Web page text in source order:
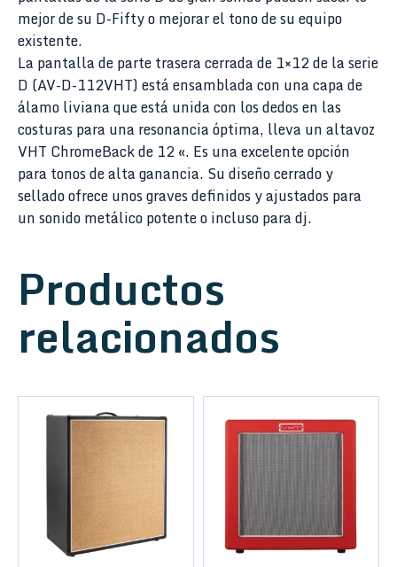
mejor de su D-Fifty o mejorar el tono de su equipo
existente.
La pantalla de parte trasera cerrada de 1×12 de la serie
D (AV-D-112VHT) está ensamblada con una capa de
álamo liviana que está unida con los dedos en las
costuras para una resonancia óptima, lleva un altavoz
VHT ChromeBack de 12 «. Es una excelente opción
para tonos de alta ganancia. Su diseño cerrado y
sellado ofrece unos graves definidos y ajustados para
un sonido metálico potente o incluso para dj.
Productos
relacionados